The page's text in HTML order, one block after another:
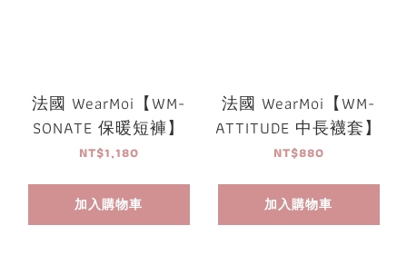
法國 WearMoi【WM-
SONATE 保暖短褲】
NT$1,180
加入購物車
法國 WearMoi【WM-
ATTITUDE 中長襪套】
NT$880
加入購物車